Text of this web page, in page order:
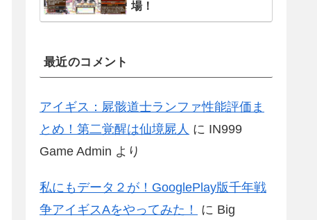
場！
最近のコメント
アイギス：屍骸道士ランファ性能評価ま
とめ！第二覚醒は仙境屍人 に IN999
Game Admin より
私にもデータ２が！GooglePlay版千年戦
争アイギスAをやってみた！
に Big